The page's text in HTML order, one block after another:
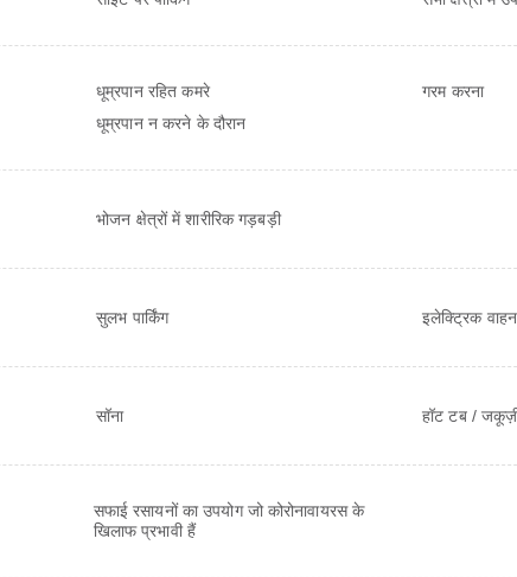
धूम्रपान रहित कमरे गरम करना
धूम्रपान न करने के दौरान
भोजन क्षेत्रों में शारीरिक गड़बड़ी
सुलभ पार्किंग इलेक्ट्रिक
सॉना हॉट टब /
सफाई रसायनों का उपयोग जो कोरोनावायरस के
खिलाफ प्रभावी हैं